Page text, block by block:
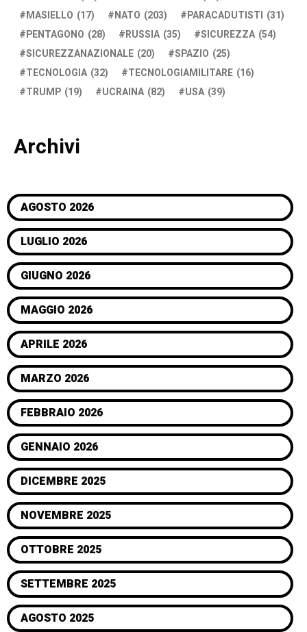
MASIELLO (17) NATO (203) PARACADUTISTI (31)
PENTAGONO (28) RUSSIA (35) SICUREZZA (54)
SICUREZZANAZIONALE (20) SPAZIO (25)
TECNOLOGIA (32) TECNOLOGIAMILITARE (16)
TRUMP (19) UCRAINA (82) USA (39)
Archivi
AGOSTO 2026
LUGLIO 2026
GIUGNO 2026
MAGGIO 2026
APRILE 2026
MARZO 2026
FEBBRAIO 2026
GENNAIO 2026
DICEMBRE 2025
NOVEMBRE 2025
OTTOBRE 2025
SETTEMBRE 2025
AGOSTO 2025